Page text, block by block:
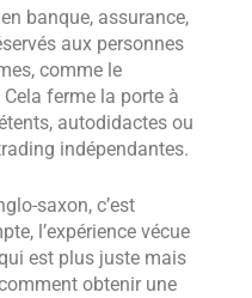
banque, assurance,
aux personnes
comme le
Cela ferme la porte à
autodidactes ou
indépendantes.
saxon, c’est
l’expérience vécue
est plus juste mais
obtenir une